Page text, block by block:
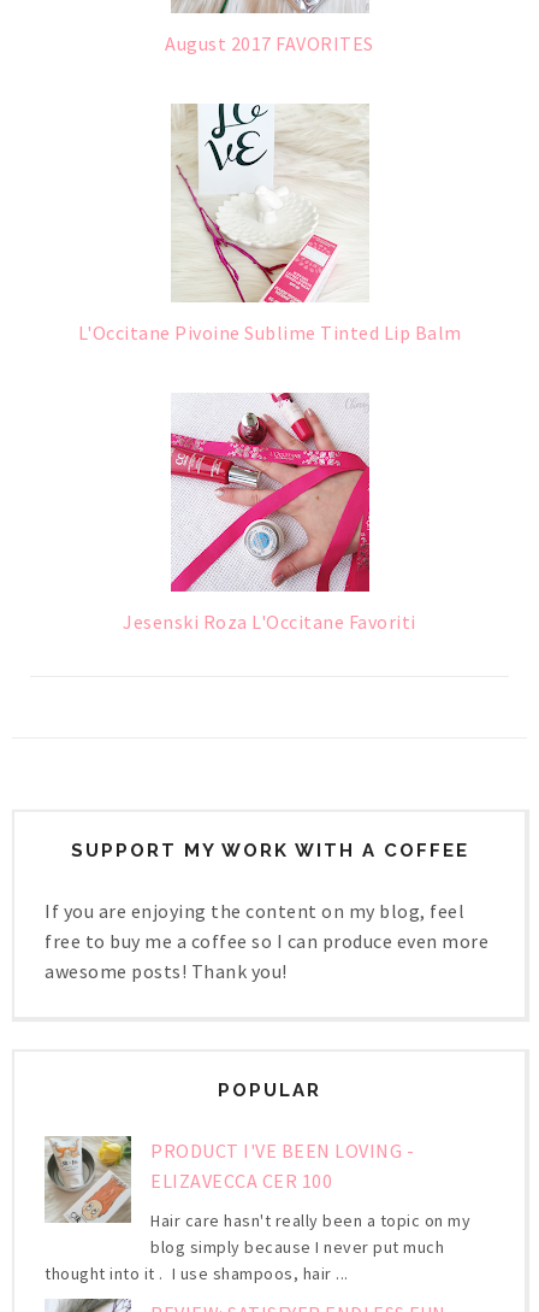
August 2017 FAVORITES
L'Occitane Pivoine Sublime Tinted Lip Balm
Jesenski Roza L'Occitane Favoriti
SUPPORT MY WORK WITH A COFFEE
If you are enjoying the content on my blog, feel
free to buy me a coffee so I can produce even more
awesome posts! Thank you!
POPULAR
PRODUCT I'VE BEEN LOVING -
ELIZAVECCA CER 100
Hair care hasn't really been a topic on my
blog simply because I never put much
thought into it . I use shampoos, hair ...